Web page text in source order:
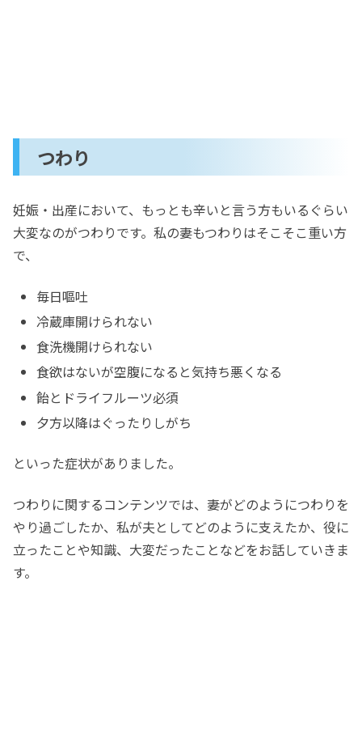
つわり
妊娠・出産において、もっとも辛いと言う方もいるぐらい
大変なのがつわりです。私の妻もつわりはそこそこ重い方
で、
毎日嘔吐
冷蔵庫開けられない
食洗機開けられない
食欲はないが空腹になると気持ち悪くなる
飴とドライフルーツ必須
夕方以降はぐったりしがち
といった症状がありました。
つわりに関するコンテンツでは、妻がどのようにつわりを
やり過ごしたか、私が夫としてどのように支えたか、役に
立ったことや知識、大変だったことなどをお話していきま
す。